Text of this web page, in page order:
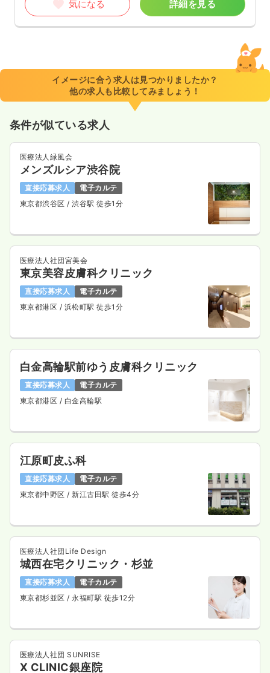
気になる 詳細を見る
イメージに合う求人は見つかりましたか？
他の求人も比較してみましょう！
条件が似ている求人
医療法人緑風会
メンズルシア渋谷院
直接応募求人
電子カルテ
東京都渋谷区/ 渋谷駅 徒歩1分
医療法人社団宮美会
東京美容皮膚科クリニック
直接応募求人
電子カルテ
東京都港区 / 浜松町駅 徒歩1分
白金高輪駅前ゆう皮膚科クリニック
直接応募求人
電子カルテ
東京都港区 / 白金高輪駅
江原町皮ふ科
直接応募求人
電子カルテ
東京都中野区/ 新江古田駅 徒歩4分
医療法人社団Life Design
城西在宅クリニック・杉並
直接応募求人
電子カルテ
東京都杉並区/ 永福町駅 徒歩12分
医療法人社団 SUNRISE
X CLINIC銀座院